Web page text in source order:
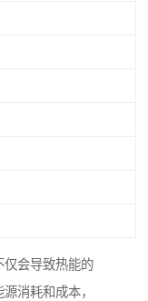
仅会导致热能的
消耗和成本，